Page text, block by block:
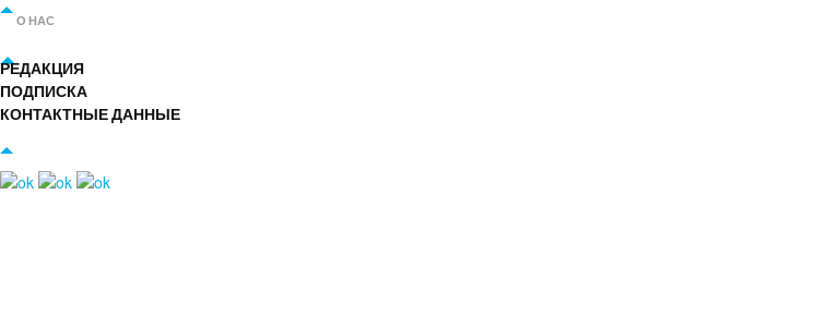
О НАС
РЕДАКЦИЯ
ПОДПИСКА
КОНТАКТНЫЕ ДАННЫЕ